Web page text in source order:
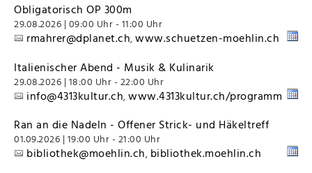
Obligatorisch OP 300m
29.08.2026 | 09:00 Uhr - 11:00 Uhr
rmahrer@dplanet.ch,www.schuetzen-moehlin.ch
Italienischer Abend - Musik & Kulinarik
29.08.2026 | 18:00 Uhr - 22:00 Uhr
info@4313kultur.ch,www.4313kultur.ch/programm
Ran an die Nadeln - Offener Strick- und Häkeltreff
01.09.2026 | 19:00 Uhr - 21:00 Uhr
bibliothek@moehlin.ch, bibliothek.moehlin.ch